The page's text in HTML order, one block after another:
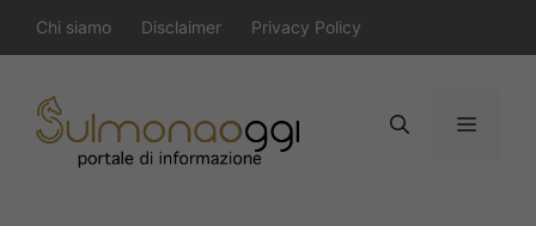
al
contenuto
Chi siamo Disclaimer Privacy Policy
Menu